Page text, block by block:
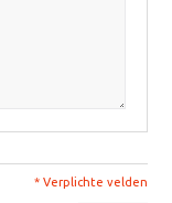
* Verplichte velden